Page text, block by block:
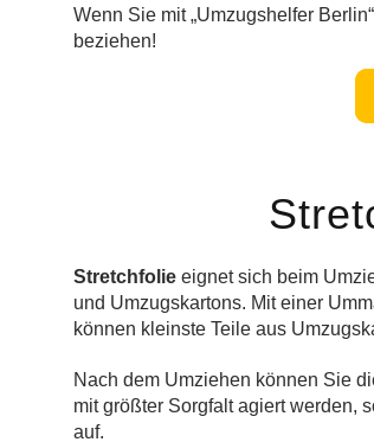
Wenn Sie mit „Umzugshelfer
beziehen!
Stretchfolie eignet sich beim
und Umzugskartons. Mit einer
können kleinste Teile aus
Nach dem Umziehen können Sie
mit größter Sorgfalt agiert werden,
auf.